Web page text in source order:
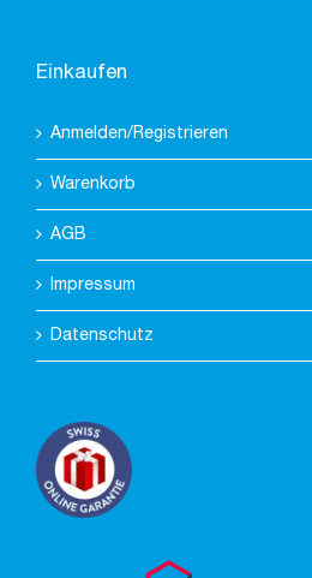
Einkaufen
Anmelden/Registrieren
Warenkorb
AGB
Impressum
Datenschutz